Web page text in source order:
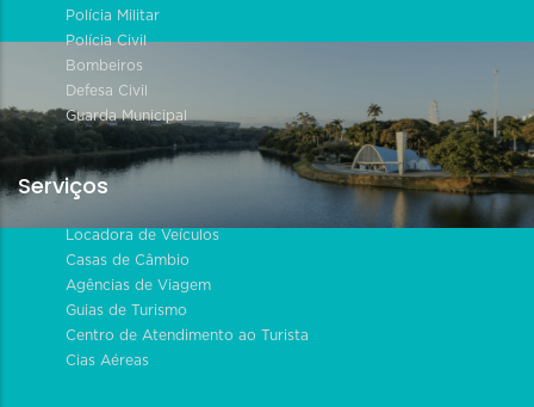
Polícia Militar
Polícia Civil
Bombeiros
Defesa Civil
Guarda Municipal
Serviços
Locadora de Veículos
Casas de Câmbio
Agências de Viagem
Guias de Turismo
Centro de Atendimento ao Turista
Cias Aéreas